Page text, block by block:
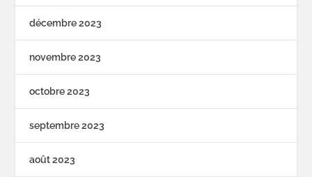
décembre 2023
novembre 2023
octobre 2023
septembre 2023
août 2023